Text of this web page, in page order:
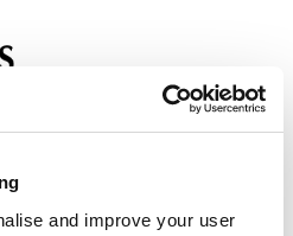
and improve your user